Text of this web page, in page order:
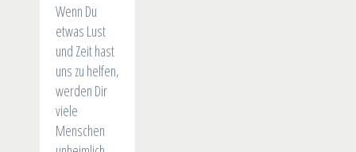
Wenn Du
etwas Lust
und Zeit hast
uns zu helfen,
werden Dir
viele
Menschen